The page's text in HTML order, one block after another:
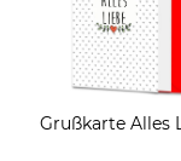
Grußkarte Alles